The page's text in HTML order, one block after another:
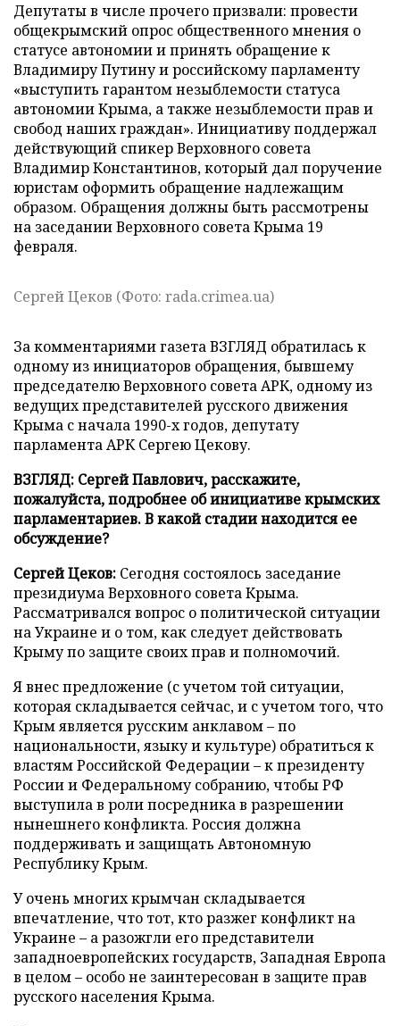
Депутаты в числе прочего призвали: провести
общекрымский опрос общественного мнения о
статусе автономии и принять обращение к
Владимиру Путину и российскому парламенту
«выступить гарантом незыблемости статуса
автономии Крыма, а также незыблемости прав и
свобод наших граждан». Инициативу поддержал
действующий спикер Верховного совета
Владимир Константинов, который дал поручение
юристам оформить обращение надлежащим
образом. Обращения должны быть рассмотрены
на заседании Верховного совета Крыма 19
февраля.
Сергей Цеков (Фото: rada.crimea.ua)
За комментариями газета ВЗГЛЯД обратилась к
одному из инициаторов обращения, бывшему
председателю Верховного совета АРК, одному из
ведущих представителей русского движения
Крыма с начала 1990-х годов, депутату
парламента АРК Сергею Цекову.
ВЗГЛЯД: Сергей Павлович, расскажите,
пожалуйста, подробнее об инициативе крымских
парламентариев. В какой стадии находится ее
обсуждение?
Сергей Цеков: Сегодня состоялось заседание
президиума Верховного совета Крыма.
Рассматривался вопрос о политической ситуации
на Украине и о том, как следует действовать
Крыму по защите своих прав и полномочий.
Я внес предложение (с учетом той ситуации,
которая складывается сейчас, и с учетом того, что
Крым является русским анклавом – по
национальности, языку и культуре) обратиться к
властям Российской Федерации – к президенту
России и Федеральному собранию, чтобы РФ
выступила в роли посредника в разрешении
нынешнего конфликта. Россия должна
поддерживать и защищать Автономную
Республику Крым.
У очень многих крымчан складывается
впечатление, что тот, кто разжег конфликт на
Украине – а разожгли его представители
западноевропейских государств, Западная Европа
в целом – особо не заинтересован в защите прав
русского населения Крыма.